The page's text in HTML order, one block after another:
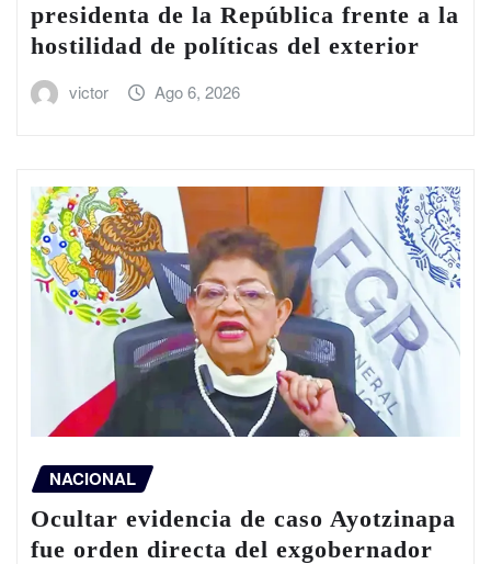
presidenta de la República frente a la
hostilidad de políticas del exterior
victor Ago 6, 2026
NACIONAL
Ocultar evidencia de caso Ayotzinapa
fue orden directa del exgobernador